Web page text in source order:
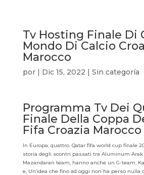
Tv Hosting Finale Di
Mondo Di Calcio
Marocco
por | Dic 15, 2022 | Sin categoría
Programma Tv Dei
Finale Della Coppa
Fifa Croazia Marocco
In Europa, quattro. Qatar fifa world cup finale
storia degli scontri passati tra Aluminum Arak
Mazandaran team, hanno anche un G-team.
e, Un’idea che fino ad oggi non ha perso nulla